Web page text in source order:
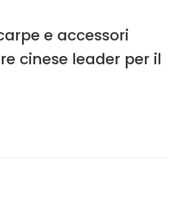
e accessori
cinese leader per il